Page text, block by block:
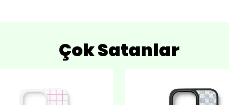
Çok Satanlar